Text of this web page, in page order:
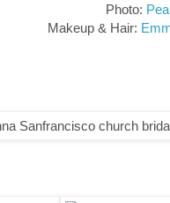
Photo:
Makeup & Hair: